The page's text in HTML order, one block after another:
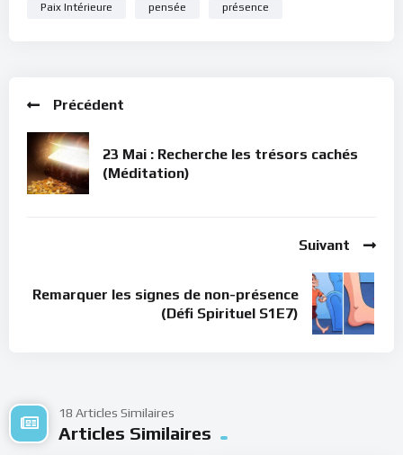
Paix Intérieure pensée présence
Précédent
23 Mai : Recherche les trésors cachés
(Méditation)
Suivant
Remarquer les signes de non-présence
(Défi Spirituel S1E7)
18 Articles Similaires
Articles Similaires